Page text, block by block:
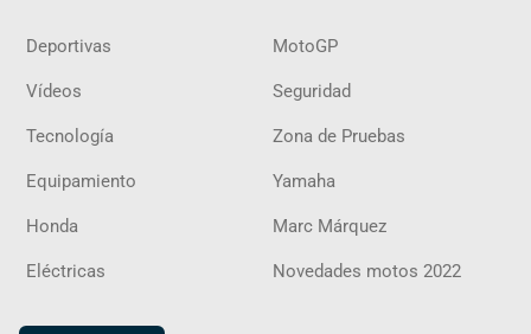
Deportivas MotoGP
Vídeos Seguridad
Tecnología Zona de Pruebas
Equipamiento Yamaha
Honda Marc Márquez
Eléctricas Novedades motos 2022